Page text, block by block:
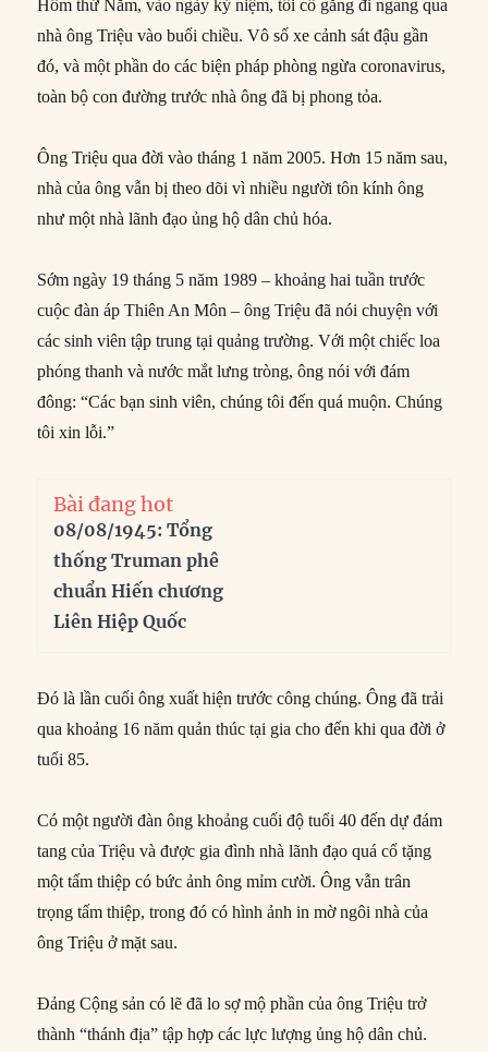
Hôm thứ Năm, vào ngày kỷ niệm, tôi cố gắng đi ngang qua
nhà ông Triệu vào buổi chiều. Vô số xe cảnh sát đậu gần
đó, và một phần do các biện pháp phòng ngừa coronavirus,
toàn bộ con đường trước nhà ông đã bị phong tỏa.
Ông Triệu qua đời vào tháng 1 năm 2005. Hơn 15 năm sau,
nhà của ông vẫn bị theo dõi vì nhiều người tôn kính ông
như một nhà lãnh đạo ủng hộ dân chủ hóa.
Sớm ngày 19 tháng 5 năm 1989 – khoảng hai tuần trước
cuộc đàn áp Thiên An Môn – ông Triệu đã nói chuyện với
các sinh viên tập trung tại quảng trường. Với một chiếc loa
phóng thanh và nước mắt lưng tròng, ông nói với đám
đông: “Các bạn sinh viên, chúng tôi đến quá muộn. Chúng
tôi xin lỗi.”
Bài đang hot
08/08/1945: Tổng
thống Truman phê
chuẩn Hiến chương
Liên Hiệp Quốc
Đó là lần cuối ông xuất hiện trước công chúng. Ông đã trải
qua khoảng 16 năm quản thúc tại gia cho đến khi qua đời ở
tuổi 85.
Có một người đàn ông khoảng cuối độ tuổi 40 đến dự đám
tang của Triệu và được gia đình nhà lãnh đạo quá cố tặng
một tấm thiệp có bức ảnh ông mỉm cười. Ông vẫn trân
trọng tấm thiệp, trong đó có hình ảnh in mờ ngôi nhà của
ông Triệu ở mặt sau.
Đảng Cộng sản có lẽ đã lo sợ mộ phần của ông Triệu trở
thành “thánh địa” tập hợp các lực lượng ủng hộ dân chủ.